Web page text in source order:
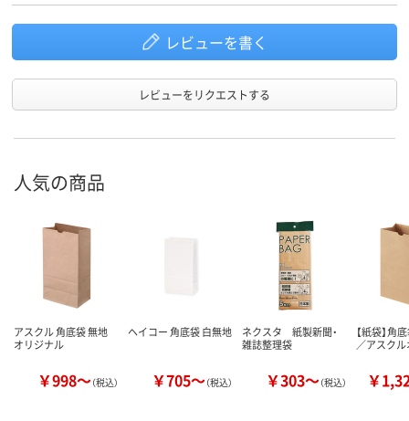
レビューを書く
レビューをリクエストする
人気の商品
アスクル 角底袋 無地
オリジナル
￥998～（税込）
ヘイコー 角底袋 白無地
￥705～（税込）
ネクスタ 紙製新聞・
雑誌整理袋
￥303～（税込）
【紙袋】
／アスク
￥